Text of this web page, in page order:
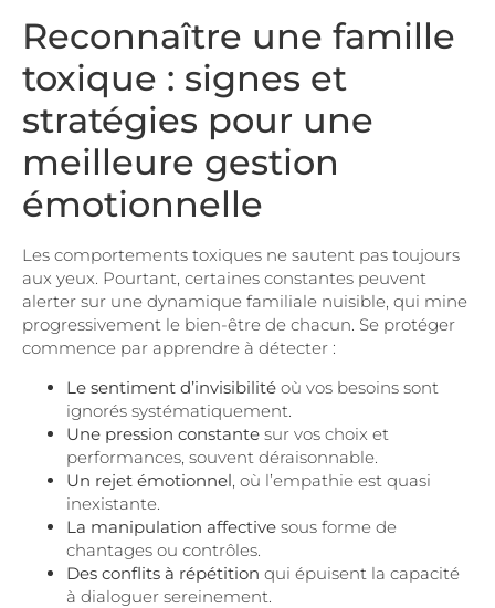
Reconnaître une famille
toxique : signes et
stratégies pour une
meilleure gestion
émotionnelle
Les comportements toxiques ne sautent pas toujours
aux yeux. Pourtant, certaines constantes peuvent
alerter sur une dynamique familiale nuisible, qui mine
progressivement le bien-être de chacun. Se protéger
commence par apprendre à détecter :
Le sentiment d’invisibilité où vos besoins sont
ignorés systématiquement.
Une pression constante sur vos choix et
performances, souvent déraisonnable.
Un rejet émotionnel , où l’empathie est quasi
inexistante.
La manipulation affective sous forme de
chantages ou contrôles.
Des conflits à répétition qui épuisent la capacité
à dialoguer sereinement.